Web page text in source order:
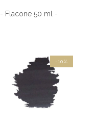
Flacone 50 ml -
-10%